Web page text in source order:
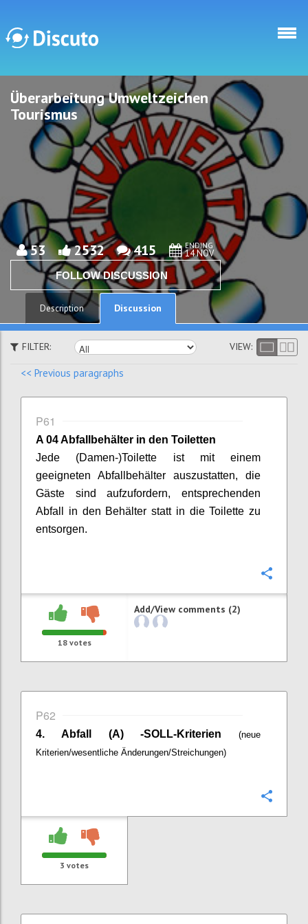
Discuto
Discuto
Überarbeitung Umweltzeichen
Tourismus
53 2532 415 ENDING
14 NOV
FOLLOW DISCUSSION
Description Discussion
FILTER: VIEW:
<< Previous paragraphs
P61
A 04 Abfallbehälter in den Toiletten
Jede (Damen-)Toilette ist mit einem
geeigneten Abfallbehälter auszustatten, die
Gäste sind aufzufordern, entsprechenden
Abfall in den Behälter statt in die Toilette zu
entsorgen.
18votes
Add/View comments (2)
P62
4. Abfall (A) -SOLL-Kriterien (neue
Kriterien/wesentliche Änderungen/Streichungen)
3 votes